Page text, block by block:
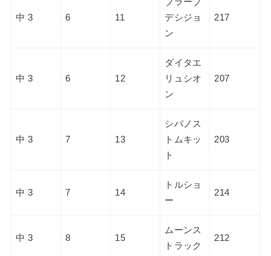
中 3 6 11
デシジョ
ン
217
中 3 6 12
ダイタエ
リュシオ
ン
207
中 3 7 13
シバノス
トムキッ
ト
203
中 3 7 14
トルショ
ー
214
中 3 8 15
ムーンス
トラック
212